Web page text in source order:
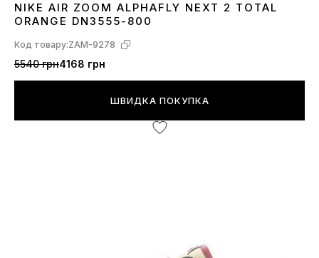
3637 38 39 404144
NIKE AIR ZOOM ALPHAFLY NEXT 2 TOTAL
ORANGE DN3555-800
Код товару:ZAM-9278
5540 грн4168 грн
ШВИДКА ПОКУПКА